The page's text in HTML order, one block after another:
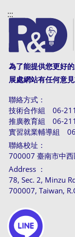
:::
為了能提供您更好
展處網站有任何意
聯絡方式：
技術合作組 06-
推廣教育組 06-
實習就業輔導組
聯絡校址：
700007 臺南市中
Address ：
78, Sec. 2, Minzu
700007, Taiwan,